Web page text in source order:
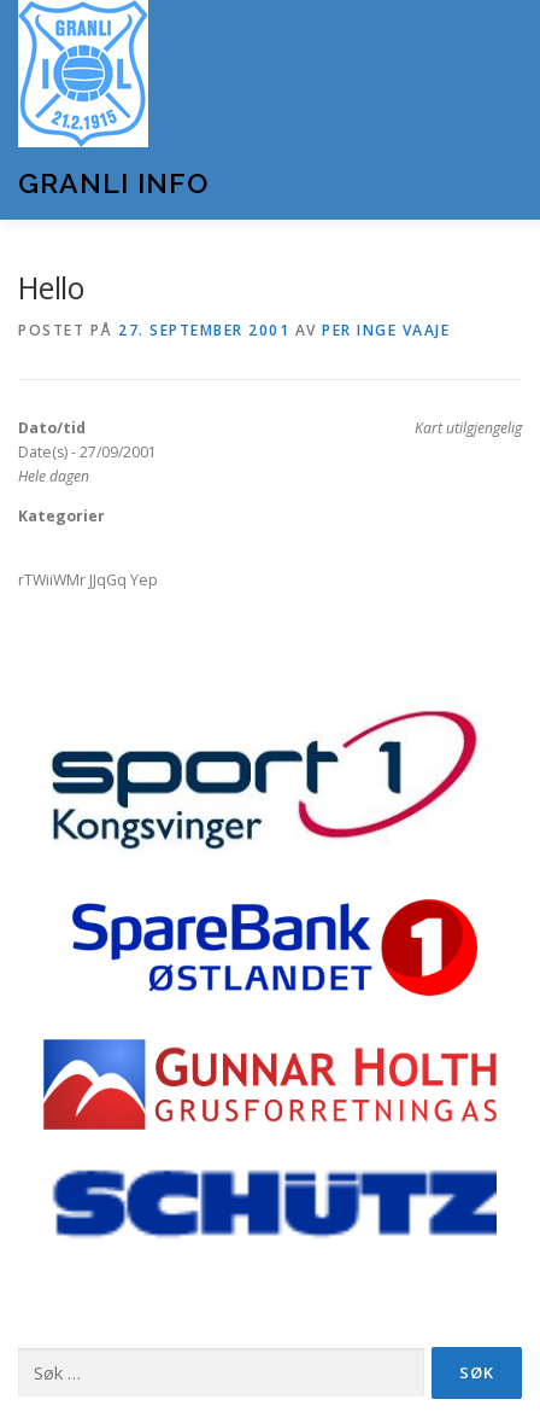
innhold
GRANLI INFO
OM GRANLI INFO
Hello
POSTET PÅ 27. SEPTEMBER 2001 AV PER INGE VAAJE
Kart utilgjengelig
Dato/tid
Date(s) - 27/09/2001
Hele dagen
Kategorier
rTWiiWMr JJqGq Yep
etter: